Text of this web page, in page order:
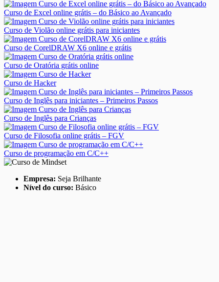
Curso de Excel online grátis – do Básico ao Avançado
Curso de Violão online grátis para iniciantes
Curso de CorelDRAW X6 online e grátis
Curso de Oratória grátis online
Curso de Hacker
Curso de Inglês para iniciantes – Primeiros Passos
Curso de Inglês para Crianças
Curso de Filosofia online grátis – FGV
Curso de programação em C/C++
Empresa: Seja Brilhante
Nível do curso: Básico